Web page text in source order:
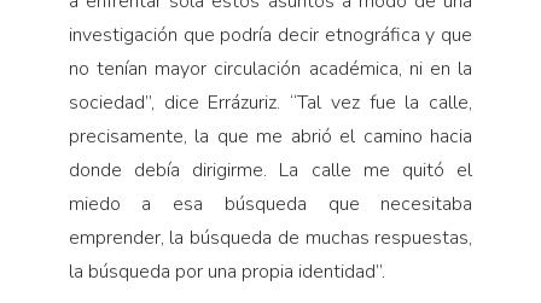
investigación que podría decir etnográfica y que
no tenían mayor circulación académica, ni en la
sociedad”, dice Errázuriz. “Tal vez fue la calle,
precisamente, la que me abrió el camino hacia
donde debía dirigirme. La calle me quitó el
miedo a esa búsqueda que necesitaba
emprender, la búsqueda de muchas respuestas,
la búsqueda por una propia identidad”.